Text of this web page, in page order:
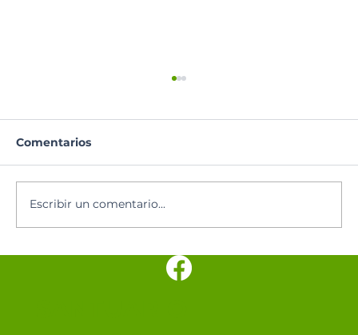
Los cinco minutos del Espíritu
Comentarios
Escribir un comentario...